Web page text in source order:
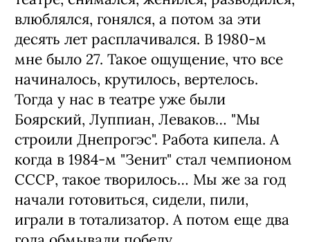
влюблялся, гонялся, а потом за эти
десять лет расплачивался. В 1980-м
мне было 27. Такое ощущение, что все
начиналось, крутилось, вертелось.
Тогда у нас в театре уже были
Боярский, Луппиан, Леваков… "Мы
строили Днепрогэс". Работа кипела. А
когда в 1984-м "Зенит" стал чемпионом
СССР, такое творилось… Мы же за год
начали готовиться, сидели, пили,
играли в тотализатор. А потом еще два